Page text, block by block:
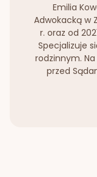
Emilia
Adwokacką w
r. oraz od
Specjalizuje
rodzinnym.
przed